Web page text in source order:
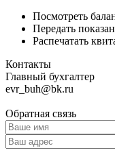
Посмотреть
Передать
Распечатать
Контакты
Главный бухгалтер
evr_buh@bk.ru
Обратная связь